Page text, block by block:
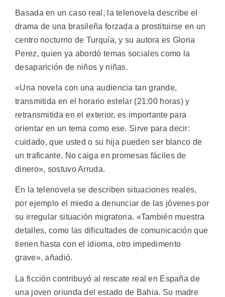
Basada en un caso real, la telenovela describe el
drama de una brasileña forzada a prostituirse en un
centro nocturno de Turquía, y su autora es Gloria
Perez, quien ya abordó temas sociales como la
desaparición de niños y niñas.
«Una novela con una audiencia tan grande,
transmitida en el horario estelar (21:00 horas) y
retransmitida en el exterior, es importante para
orientar en un tema como ese. Sirve para decir:
cuidado, que usted o su hija pueden ser blanco de
un traficante. No caiga en promesas fáciles de
dinero», sostuvo Arruda.
En la telenovela se describen situaciones reales,
por ejemplo el miedo a denunciar de las jóvenes por
su irregular situación migratoria. «También muestra
detalles, como las dificultades de comunicación que
tienen hasta con el idioma, otro impedimento
grave», añadió.
La ficción contribuyó al rescate real en España de
una joven oriunda del estado de Bahia. Su madre